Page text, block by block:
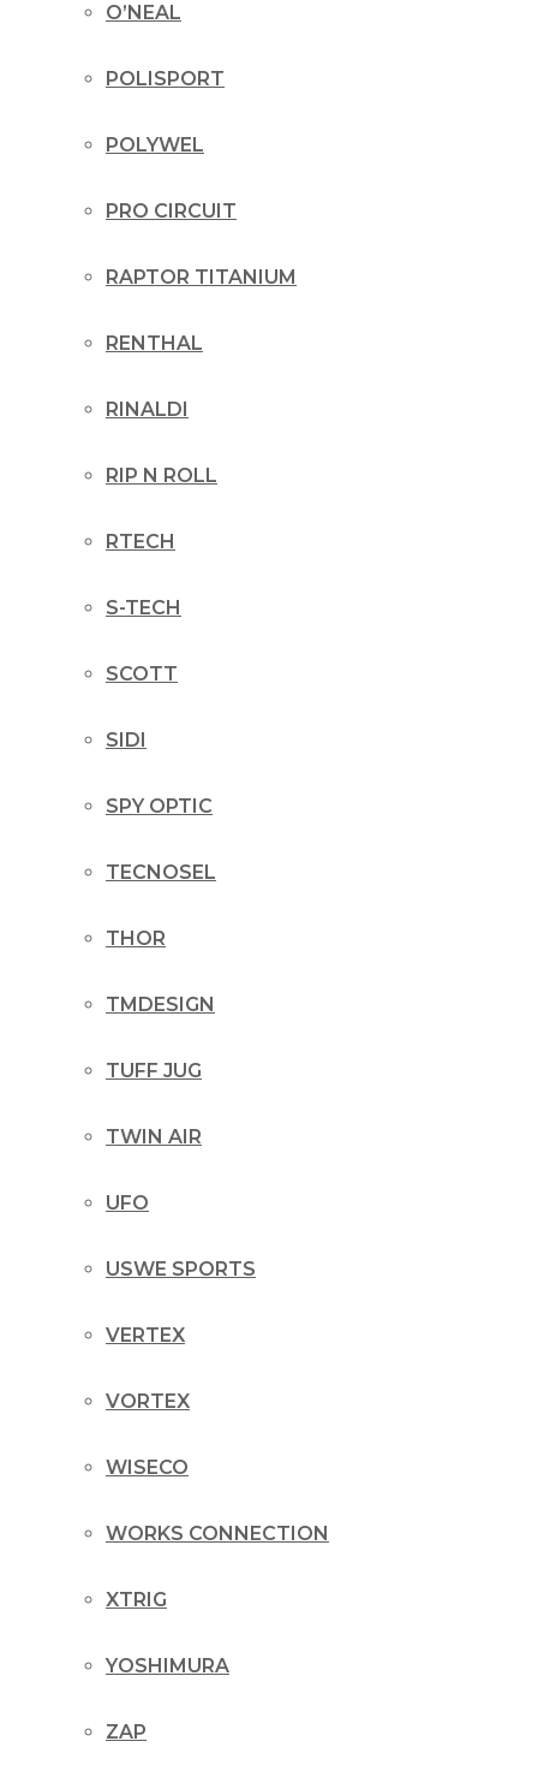
O’NEAL
POLISPORT
POLYWEL
PRO CIRCUIT
RAPTOR TITANIUM
RENTHAL
RINALDI
RIP N ROLL
RTECH
S-TECH
SCOTT
SIDI
SPY OPTIC
TECNOSEL
THOR
TMDESIGN
TUFF JUG
TWIN AIR
UFO
USWE SPORTS
VERTEX
VORTEX
WISECO
WORKS CONNECTION
XTRIG
YOSHIMURA
ZAP